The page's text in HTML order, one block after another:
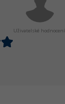
Uživatelské hodnocení: